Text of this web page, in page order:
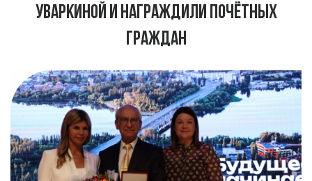
Уваркиной и награждили Почётных
граждан